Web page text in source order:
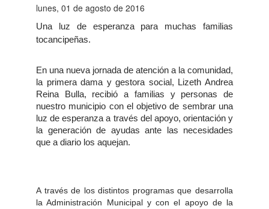
lunes, 01 de agosto de 2016
Una luz de esperanza para muchas familias
tocancipeñas.
En una nueva jornada de atención a la comunidad,
la primera dama y gestora social, Lizeth Andrea
Reina Bulla, recibió a familias y personas de
nuestro municipio con el objetivo de sembrar una
luz de esperanza a través del apoyo, orientación y
la generación de ayudas ante las necesidades
que a diario los aquejan.
A través de los distintos programas que desarrolla
la Administración Municipal y con el apoyo de la